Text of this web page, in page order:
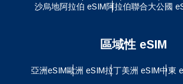
沙烏地阿拉伯 eSIM阿拉伯聯合大公國
區域性 eSIM
亞洲eSIM歐洲 eSIM拉丁美洲 eSIM中東